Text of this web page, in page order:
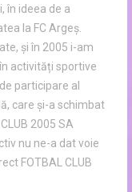
în ideea de a
la FC Argeș.
și în 2005 i-am
activități sportive
participare al
care și-a schimbat
2005 SA
nu ne-a dat voie
FOTBAL CLUB